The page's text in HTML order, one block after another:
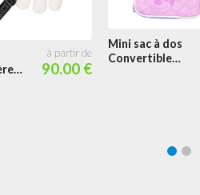
90.00 €
Mini sac à dos
Convertible